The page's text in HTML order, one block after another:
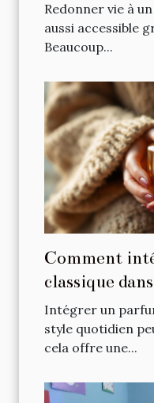
Redonner vie à
aussi accessible
Beaucoup...
Comment
classique
quotidien ?
Intégrer un
style quotidien
cela offre une...